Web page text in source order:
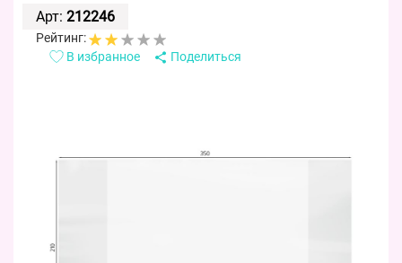
Арт: 212246
Рейтинг:
В избранное
Поделиться